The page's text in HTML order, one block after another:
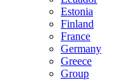
Estonia
Finland
France
Germany
Greece
Group